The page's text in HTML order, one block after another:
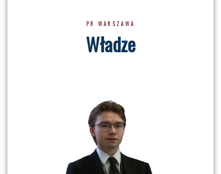
PR WARSZAWA
Władze